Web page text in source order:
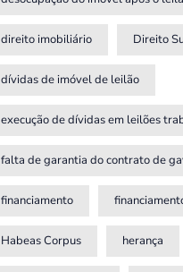
direito imobiliário Direito
dívidas de imóvel de leilão
execução de dívidas em leilões
falta de garantia do contrato de
financiamento
Habeas Corpus herança